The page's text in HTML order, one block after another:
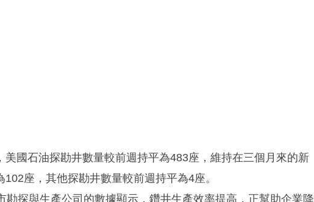
美國石油探勘井數量較前週持平為483座，維持在三個月來的新
座，其他探勘井數量較前週持平為4座。
勘探與生產公司的數據顯示，鑽井生產效率提高，正幫助企業降